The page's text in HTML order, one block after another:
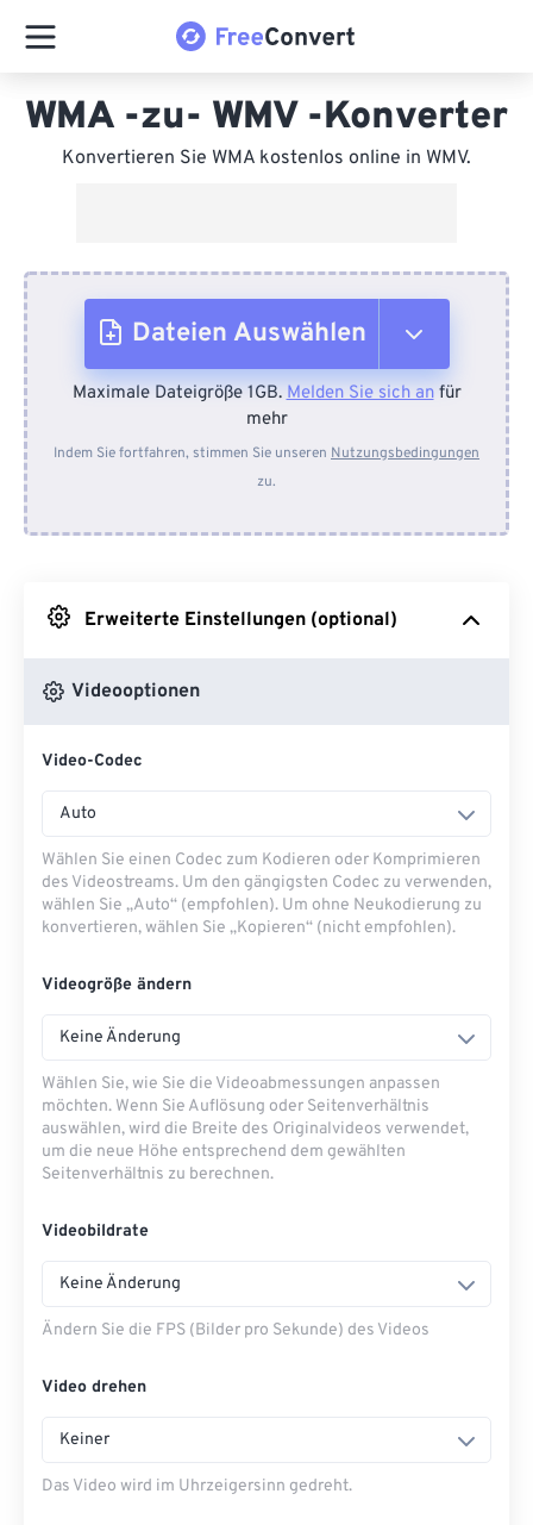
WMA -zu- WMV -Konverter
Konvertieren Sie WMA kostenlos online in WMV.
Dateien Auswählen
Vom Gerät
Von Dropbox
Maximale Dateigröße 1GB.Melden Sie sich anfür
mehr
Indem Sie fortfahren, stimmen Sie unseren Nutzungsbedingungen
zu.
Erweiterte Einstellungen (optional)
Videooptionen
Video-Codec
Auto
Wählen Sie einen Codec zum Kodieren oder Komprimieren
des Videostreams. Um den gängigsten Codec zu verwenden,
wählen Sie „Auto“ (empfohlen). Um ohne Neukodierung zu
konvertieren, wählen Sie „Kopieren“ (nicht empfohlen).
Videogröße ändern
Keine Änderung
Wählen Sie, wie Sie die Videoabmessungen anpassen
möchten. Wenn Sie Auflösung oder Seitenverhältnis
auswählen, wird die Breite des Originalvideos verwendet,
um die neue Höhe entsprechend dem gewählten
Seitenverhältnis zu berechnen.
Videobildrate
Keine Änderung
Ändern Sie die FPS (Bilder pro Sekunde) des Videos
Video drehen
Keiner
Das Video wird im Uhrzeigersinn gedreht.